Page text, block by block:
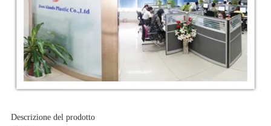
Descrizione del prodotto